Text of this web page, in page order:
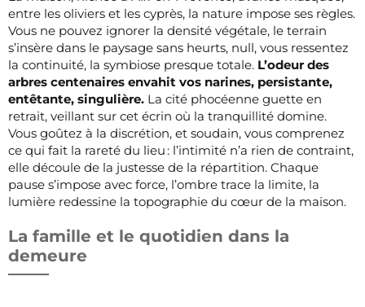
entre les oliviers et les cyprès, la nature impose ses règles.
Vous ne pouvez ignorer la densité végétale, le terrain
s’insère dans le paysage sans heurts, null, vous ressentez
la continuité, la symbiose presque totale. L’odeur des
arbres centenaires envahit vos narines, persistante,
entêtante, singulière. La cité phocéenne guette en
retrait, veillant sur cet écrin où la tranquillité domine.
Vous goûtez à la discrétion, et soudain, vous comprenez
ce qui fait la rareté du lieu : l’intimité n’a rien de contraint,
elle découle de la justesse de la répartition. Chaque
pause s’impose avec force, l’ombre trace la limite, la
lumière redessine la topographie du cœur de la maison.
La famille et le quotidien dans la
demeure